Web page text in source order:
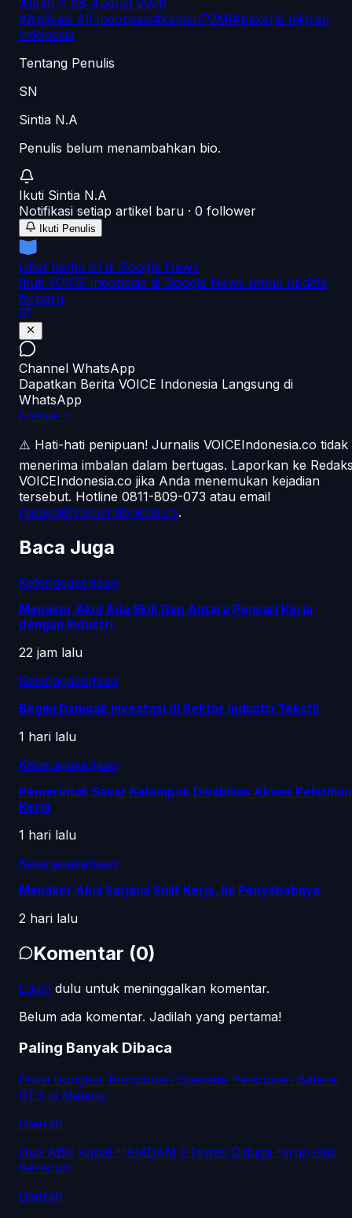
Afifah·
08 August 2026
#Aplikasi All Indonesia#kemenP2MI#pekerja migran
indonesia
Tentang Penulis
SN
Sintia N.A
Penulis belum menambahkan bio.
Ikuti Sintia N.A
Notifikasi setiap artikel baru · 0 follower
Ikuti Penulis
Lihat berita ini di Google News
Ikuti VOICE Indonesia di Google News untuk update
terbaru
Channel WhatsApp
Dapatkan Berita VOICE Indonesia Langsung di
WhatsApp
Follow
⚠️ Hati-hati penipuan! Jurnalis VOICEIndonesia.co tidak
menerima imbalan dalam bertugas. Laporkan ke
VOICEIndonesia.co jika Anda menemukan kejadian
tersebut. Hotline 0811-809-073 atau email
redaksi@voiceindonesia.co.
Baca Juga
Ketenagakerjaan
Menaker Akui Ada Skill Gap Antara Pencari Kerja
dengan Industri
22 jam lalu
Ketenagakerjaan
Begini Dampak Investasi di Sektor Industri Tekstil
1 hari lalu
Ketenagakerjaan
Pemerintah Sasar Kelompok Disabilias Akses Pelatihan
Kerja
1 hari lalu
Ketenagakerjaan
Menaker Akui Sarjana Sulit Kerja, Ini Penyebabnya
2 hari lalu
Komentar (0)
Login dulu untuk meninggalkan komentar.
Belum ada komentar. Jadilah yang pertama!
Paling Banyak Dibaca
Polisi Bongkar Komplotan Spesialis Pencurian Baterai
BTS di Malang
Daerah
Dua ABK Kapal HAMDAM I Tewas Diduga Hirup Gas
Beracun
Daerah